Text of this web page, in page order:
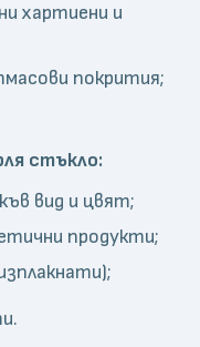
хартиени и
покрития;
стъкло:
вид и цвят;
продукти;